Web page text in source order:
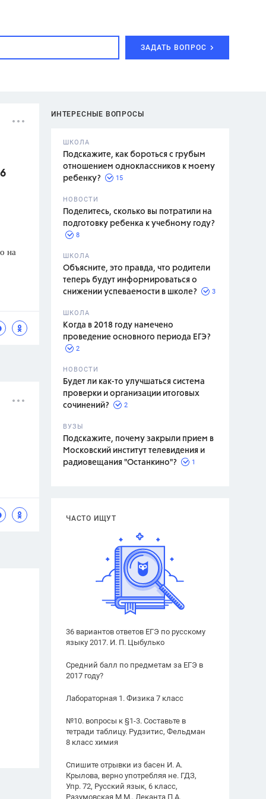
ЗАДАТЬ ВОПРОС
ИНТЕРЕСНЫЕ ВОПРОСЫ
ШКОЛА
Подскажите, как бороться с грубым
отношением одноклассников к моему
ребенку?
15
НОВОСТИ
Поделитесь, сколько вы потратили на
подготовку ребенка к учебному году?
8
ШКОЛА
Объясните, это правда, что родители
теперь будут информироваться о
снижении успеваемости в школе?
3
ШКОЛА
Когда в 2018 году намечено
проведение основного периода ЕГЭ?
2
НОВОСТИ
Будет ли как-то улучшаться система
проверки и организации итоговых
сочинений?
2
ВУЗЫ
Подскажите, почему закрыли прием в
Московский институт телевидения и
радиовещания "Останкино"?
1
ЧАСТО ИЩУТ
36 вариантов ответов ЕГЭ по русскому
языку 2017. И. П. Цыбулько
Средний балл по предметам за ЕГЭ в
2017 году?
Лабораторная 1. Физика 7 класс
№10. вопросы к §1-3. Составьте в
тетради таблицу. Рудзитис, Фельдман
8 класс химия
Спишите отрывки из басен И. А.
Крылова, верно употребляя не. ГДЗ,
Упр. 72, Русский язык, 6 класс,
Разумовская М.М., Леканта П.А.
на